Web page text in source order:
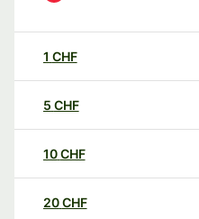
1 CHF
5 CHF
10CHF
20CHF